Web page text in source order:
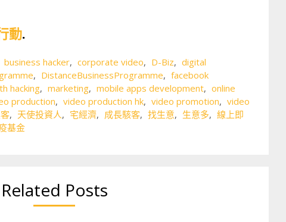
動.
business hacker, corporate video, D-Biz, digital
, DistanceBusinessProgramme, facebook
hacking, marketing, mobile apps development, online
production, video production hk, video promotion, video
, 天使投資人, 宅經濟, 成長駭客, 找生意, 生意多, 線上即
基金
Related Posts